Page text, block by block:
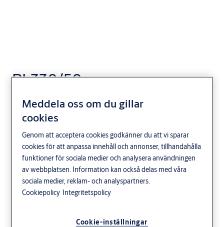
PL330/50
Meddela oss om du gillar
cookies
Genom att acceptera cookies godkänner du att vi sparar
cookies för att anpassa innehåll och annonser, tillhandahålla
funktioner för sociala medier och analysera användningen
av webbplatsen. Information kan också delas med våra
sociala medier, reklam- och analyspartners.
Cookiepolicy Integritetspolicy
Cookie-inställningar